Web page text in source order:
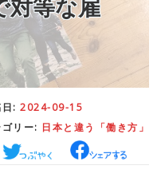
察
対等な雇
: 2024-09-15
ゴリー: 日本と違う「働き方」